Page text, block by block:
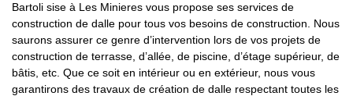
Bartoli sise à Les Minieres vous propose ses services de
construction de dalle pour tous vos besoins de construction. Nous
saurons assurer ce genre d’intervention lors de vos projets de
construction de terrasse, d’allée, de piscine, d’étage supérieur, de
bâtis, etc. Que ce soit en intérieur ou en extérieur, nous vous
garantirons des travaux de création de dalle respectant toutes les